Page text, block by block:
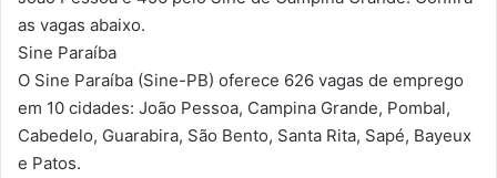
as vagas abaixo.
Sine Paraíba
O Sine Paraíba (Sine-PB) oferece 626 vagas de emprego
em 10 cidades: João Pessoa, Campina Grande, Pombal,
Cabedelo, Guarabira, São Bento, Santa Rita, Sapé, Bayeux
e Patos.